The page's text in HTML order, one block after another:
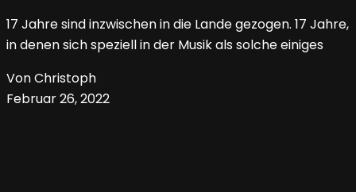
17 Jahre sind inzwischen in die Lande gezogen. 17 Jahre,
in denen sich speziell in der Musik als solche einiges
Von Christoph
Februar 26, 2022